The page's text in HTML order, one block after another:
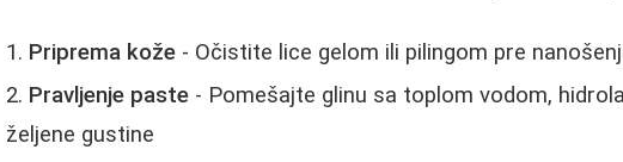
Priprema kože - Očistite lice gelom ili pilingom pre
Pravljenje paste - Pomešajte glinu sa toplom vodom,
željene gustine